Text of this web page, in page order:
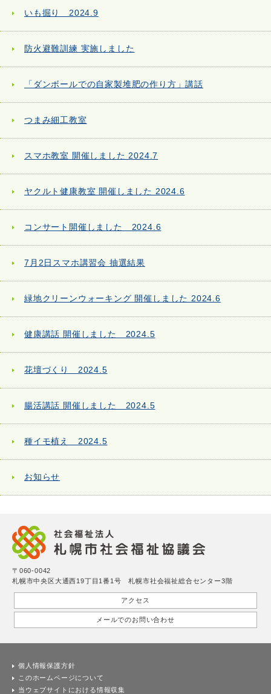
いも掘り 2024.9
防火避難訓練 実施しました
「ダンボールでの自家製堆肥の作り方」講話
つまみ細工教室
スマホ教室 開催しました 2024.7
ヤクルト健康教室 開催しました 2024.6
コンサート開催しました 2024.6
7月2日スマホ講習会 抽選結果
緑地クリーンウォーキング 開催しました 2024.6
健康講話 開催しました 2024.5
花壇づくり 2024.5
腸活講話 開催しました 2024.5
種イモ植え 2024.5
お知らせ
〒060-0042
札幌市中央区大通西19丁目1番1号 札幌市社会福祉総合センター3階
アクセス
メールでのお問い合わせ
個人情報保護方針
このホームページについて
当ウェブサイトにおける情報収集